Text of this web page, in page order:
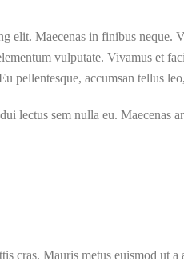
elit. Maecenas in finibus
vulputate. Vivamus et
pellentesque, accumsan tellus
lectus sem nulla eu. Maecenas
cras. Mauris metus euismod ut a